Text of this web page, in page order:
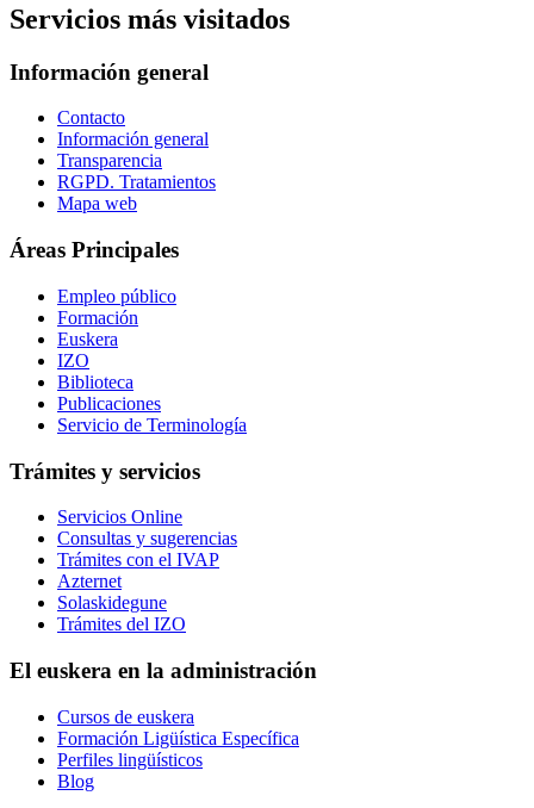
Servicios más visitados
Información general
Contacto
Información general
Transparencia
RGPD. Tratamientos
Mapa web
Áreas Principales
Empleo público
Formación
Euskera
IZO
Biblioteca
Publicaciones
Servicio de Terminología
Trámites y servicios
Servicios Online
Consultas y sugerencias
Trámites con el IVAP
Azternet
Solaskidegune
Trámites del IZO
El euskera en la administración
Cursos de euskera
Formación Ligüística Específica
Perfiles lingüísticos
Blog